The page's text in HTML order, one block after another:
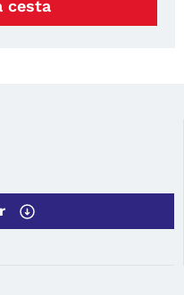
cesta